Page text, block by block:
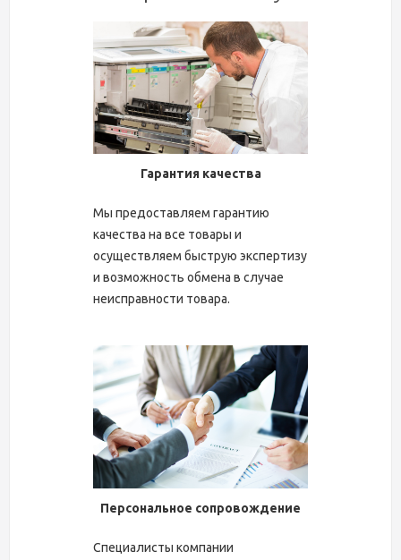
Гарантия качества
Мы предоставляем гарантию
качества на все товары и
осуществляем быструю экспертизу
и возможность обмена в случае
неисправности товара.
Персональное сопровождение
Специалисты компании